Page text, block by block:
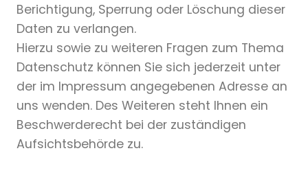
Berichtigung, Sperrung oder Löschung dieser
Daten zu verlangen.
Hierzu sowie zu weiteren Fragen zum Thema
Datenschutz können Sie sich jederzeit unter
der im Impressum angegebenen Adresse an
uns wenden. Des Weiteren steht Ihnen ein
Beschwerderecht bei der zuständigen
Aufsichtsbehörde zu.